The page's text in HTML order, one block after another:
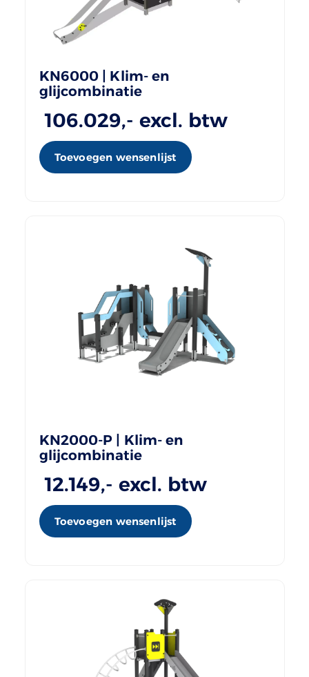
KN6000 | Klim- en
glijcombinatie
106.029,- excl. btw
Toevoegen wensenlijst
KN2000-P | Klim- en
glijcombinatie
12.149,- excl. btw
Toevoegen wensenlijst